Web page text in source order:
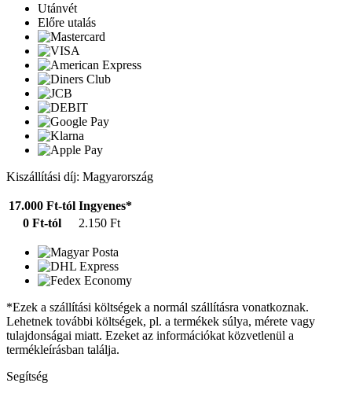
Utánvét
Előre utalás
Kiszállítási díj: Magyarország
17.000 Ft-tól Ingyenes*
0 Ft-tól
2.150 Ft
*Ezek a szállítási költségek a normál szállításra vonatkoznak.
Lehetnek további költségek, pl. a termékek súlya, mérete vagy
tulajdonságai miatt. Ezeket az információkat közvetlenül a
termékleírásban találja.
Segítség